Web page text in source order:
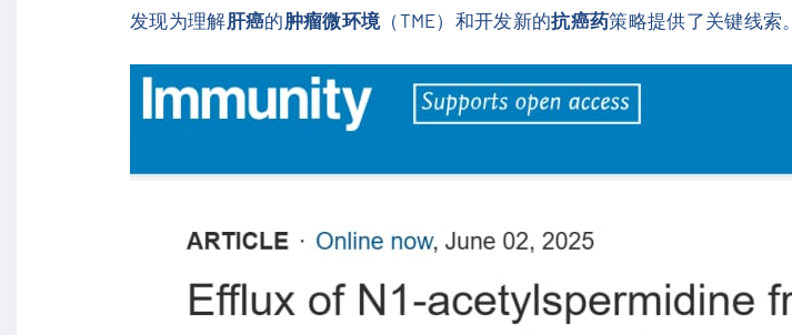
发现为理解肝癌的 肿瘤微环境 （TME）和开发新的抗癌药策略提供了关键线索。